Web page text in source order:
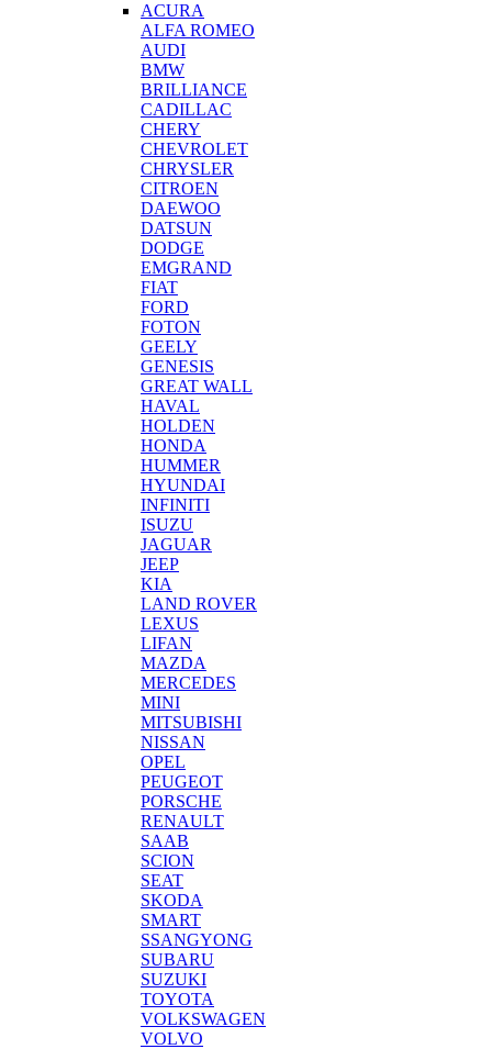
ACURA
ALFA ROMEO
AUDI
BMW
BRILLIANCE
CADILLAC
CHERY
CHEVROLET
CHRYSLER
CITROEN
DAEWOO
DATSUN
DODGE
EMGRAND
FIAT
FORD
FOTON
GEELY
GENESIS
GREAT WALL
HAVAL
HOLDEN
HONDA
HUMMER
HYUNDAI
INFINITI
ISUZU
JAGUAR
JEEP
KIA
LAND ROVER
LEXUS
LIFAN
MAZDA
MERCEDES
MINI
MITSUBISHI
NISSAN
OPEL
PEUGEOT
PORSCHE
RENAULT
SAAB
SCION
SEAT
SKODA
SMART
SSANGYONG
SUBARU
SUZUKI
TOYOTA
VOLKSWAGEN
VOLVO